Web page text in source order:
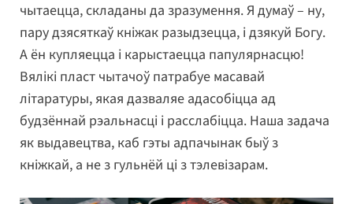
чытаецца, складаны да зразумення. Я думаў – ну,
пару дзясяткаў кніжак разыдзецца, і дзякуй Богу.
А ён купляецца і карыстаецца папулярнасцю!
Вялікі пласт чытачоў патрабуе масавай
літаратуры, якая дазваляе адасобіцца ад
будзённай рэальнасці і расслабіцца. Наша задача
як выдавецтва, каб гэты адпачынак быў з
кніжкай, а не з гульнёй ці з тэлевізарам.